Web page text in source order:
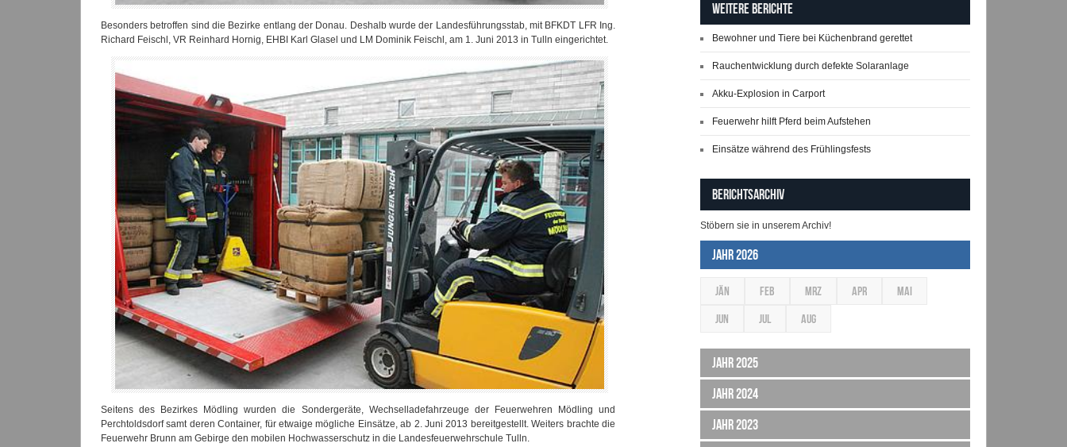
Besonders betroffen sind die Bezirke entlang der Donau. Deshalb wurde der Landesführungsstab, mit BFKDT LFR Ing.
Richard Feischl, VR Reinhard Hornig, EHBI Karl Glasel und LM Dominik Feischl, am 1. Juni 2013 in Tulln eingerichtet.
Seitens des Bezirkes Mödling wurden die Sondergeräte, Wechselladefahrzeuge der Feuerwehren Mödling und
Perchtoldsdorf samt deren Container, für etwaige mögliche Einsätze, ab 2. Juni 2013 bereitgestellt. Weiters brachte die
Feuerwehr Brunn am Gebirge den mobilen Hochwasserschutz in die Landesfeuerwehrschule Tulln.
Weitere Berichte
Bewohner und Tiere bei Küchenbrand gerettet
Rauchentwicklung durch defekte Solaranlage
Akku-Explosion in Carport
Feuerwehr hilft Pferd beim Aufstehen
Einsätze während des Frühlingsfests
Berichtsarchiv
Stöbern sie in unserem Archiv!
Jahr 2026
JÄN FEB MRZ APR MAI
JUN JUL AUG
Jahr 2025
Jahr 2024
Jahr 2023